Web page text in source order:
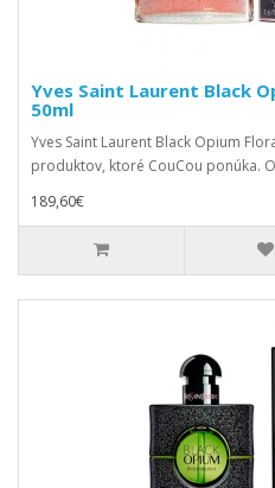
Yves Saint Laurent Black
50ml
Yves Saint Laurent Black Opium
produktov, ktoré CouCou ponúka.
189,60€